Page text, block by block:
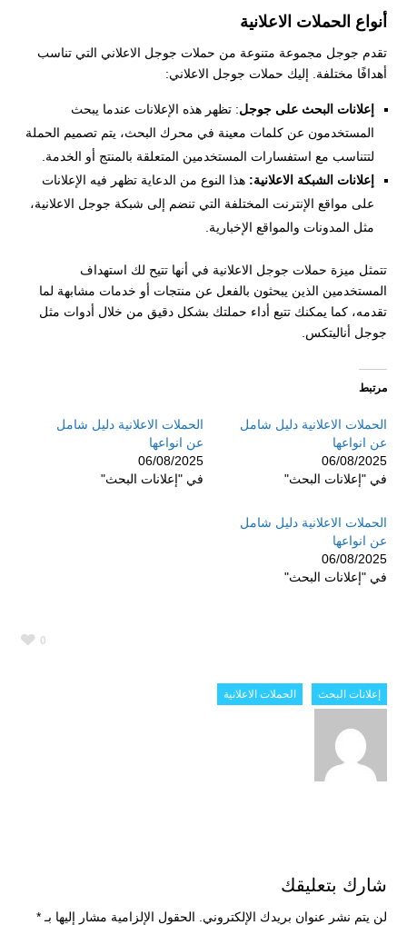
أنواع الحملات الاعلانية
تقدم جوجل مجموعة متنوعة من حملات جوجل الاعلاني التي تناسب
أهدافًا مختلفة. إليك حملات جوجل الاعلاني:
إعلانات البحث على جوجل: تظهر هذه الإعلانات عندما يبحث
المستخدمون عن كلمات معينة في محرك البحث، يتم تصميم الحملة
لتتناسب مع استفسارات المستخدمين المتعلقة بالمنتج أو الخدمة.
إعلانات الشبكة الاعلانية: هذا النوع من الدعاية تظهر فيه الإعلانات
على مواقع الإنترنت المختلفة التي تنضم إلى شبكة جوجل الاعلانية،
مثل المدونات والمواقع الإخبارية.
تتمثل ميزة حملات جوجل الاعلانية في أنها تتيح لك استهداف
المستخدمين الذين يبحثون بالفعل عن منتجات أو خدمات مشابهة لما
تقدمه، كما يمكنك تتبع أداء حملتك بشكل دقيق من خلال أدوات مثل
جوجل أناليتكس.
مرتبط
الحملات الاعلانية دليل شامل
عن انواعها
06/08/2025
في "إعلانات البحث"
الحملات الاعلانية دليل شامل
عن انواعها
06/08/2025
في "إعلانات البحث"
الحملات الاعلانية دليل شامل
عن انواعها
06/08/2025
في "إعلانات البحث"
0
إعلانات البحث الحملات الاعلانية
شارك بتعليقك
لن يتم نشر عنوان بريدك الإلكتروني. الحقول الإلزامية مشار إليها بـ *